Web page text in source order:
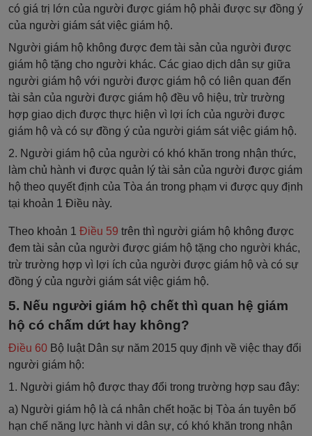
có giá trị lớn của người được giám hộ phải được sự đồng ý
của người giám sát việc giám hộ.
Người giám hộ không được đem tài sản của người được
giám hộ tặng cho người khác. Các giao dịch dân sự giữa
người giám hộ với người được giám hộ có liên quan đến
tài sản của người được giám hộ đều vô hiệu, trừ trường
hợp giao dịch được thực hiện vì lợi ích của người được
giám hộ và có sự đồng ý của người giám sát việc giám hộ.
2. Người giám hộ của người có khó khăn trong nhận thức,
làm chủ hành vi được quản lý tài sản của người được giám
hộ theo quyết định của Tòa án trong phạm vi được quy định
tại khoản 1 Điều này.
Theo khoản 1 Điều 59 trên thì người giám hộ không được
đem tài sản của người được giám hộ tặng cho người khác,
trừ trường hợp vì lợi ích của người được giám hộ và có sự
đồng ý của người giám sát việc giám hộ.
5. Nếu người giám hộ chết thì quan hệ giám
hộ có chấm dứt hay không?
Điều 60 Bộ luật Dân sự năm 2015 quy định về việc thay đổi
người giám hộ:
1. Người giám hộ được thay đổi trong trường hợp sau đây:
a) Người giám hộ là cá nhân chết hoặc bị Tòa án tuyên bố
hạn chế năng lực hành vi dân sự, có khó khăn trong nhận